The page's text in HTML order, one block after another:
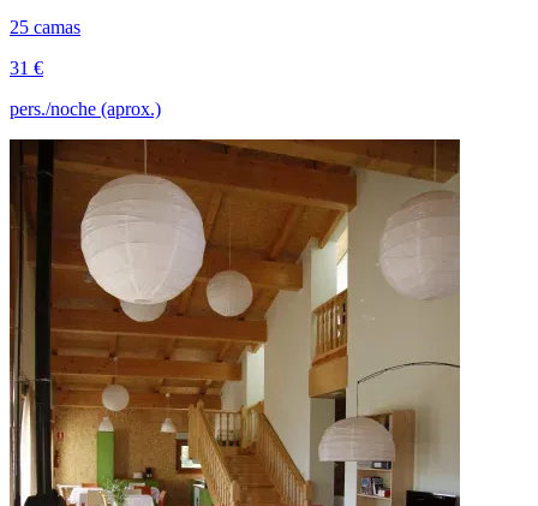
25 camas
31 €
pers./noche (aprox.)